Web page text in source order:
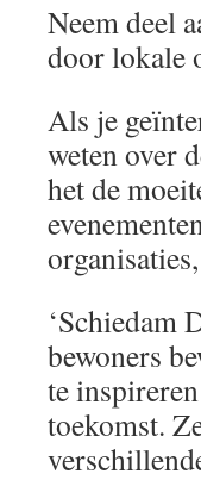
Neem deel
door lokale
Als je
weten over
het de
‘Schiedam
bewoners
te
toekomst.